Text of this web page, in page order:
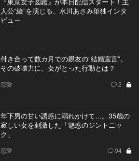
人公”綾”を演じる、水川あさみ単独インタ
ビュー
付き合って数カ月での親友の“結婚宣言”。
その破壊力に、女がとった行動とは？
恋愛 2
年下男の甘い誘惑に溺れかけて…。35歳の
寂しい女を刺激した「魅惑のジントニッ
ク」
恋愛 94